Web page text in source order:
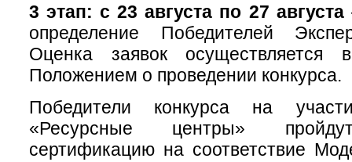
3 этап: с 23 августа по 27 августа
определение Победителей
Оценка заявок осуществляется
Положением о проведении конкурса.
Победители конкурса на
«Ресурсные центры»
сертификацию на соответствие